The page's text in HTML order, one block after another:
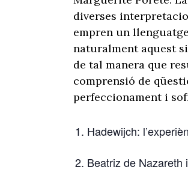
diverses
empren un
naturalment aquest
de tal manera que
comprensió de
perfeccionament i
Hadewijch:
Beatriz de Nazareth